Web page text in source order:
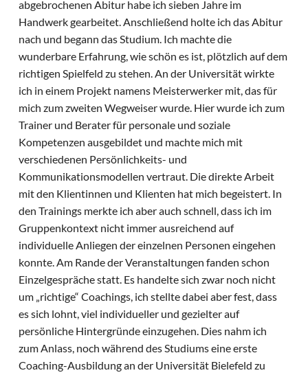
abgebrochenen Abitur habe ich sieben Jahre im
Handwerk gearbeitet. Anschließend holte ich das Abitur
nach und begann das Studium. Ich machte die
wunderbare Erfahrung, wie schön es ist, plötzlich auf dem
richtigen Spielfeld zu stehen. An der Universität wirkte
ich in einem Projekt namens Meisterwerker mit, das für
mich zum zweiten Wegweiser wurde. Hier wurde ich zum
Trainer und Berater für personale und soziale
Kompetenzen ausgebildet und machte mich mit
verschiedenen Persönlichkeits- und
Kommunikationsmodellen vertraut. Die direkte Arbeit
mit den Klientinnen und Klienten hat mich begeistert. In
den Trainings merkte ich aber auch schnell, dass ich im
Gruppenkontext nicht immer ausreichend auf
individuelle Anliegen der einzelnen Personen eingehen
konnte. Am Rande der Veranstaltungen fanden schon
Einzelgespräche statt. Es handelte sich zwar noch nicht
um „richtige“ Coachings, ich stellte dabei aber fest, dass
es sich lohnt, viel individueller und gezielter auf
persönliche Hintergründe einzugehen. Dies nahm ich
zum Anlass, noch während des Studiums eine erste
Coaching-Ausbildung an der Universität Bielefeld zu